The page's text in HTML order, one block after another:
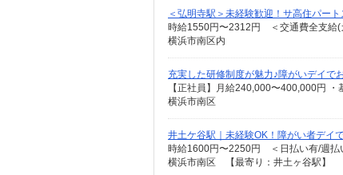
＜弘明寺駅＞未経験歓迎！サ高住パー
時給1550円〜2312円 ＜交通費全支給(
横浜市南区内
充実した研修制度が魅力♪障がいデイで
横浜市南区
井土ケ谷駅｜未経験OK！障がい者デイ
時給1600円〜2250円 ＜日払い有/週払
横浜市南区 【最寄り：井土ヶ谷駅】